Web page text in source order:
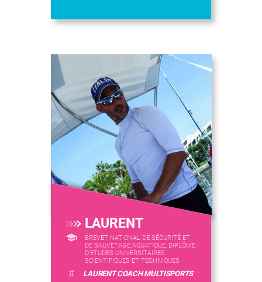
LAURENT
BREVET NATIONAL DE SÉCURITÉ ET
DE SAUVETAGE AQUATIQUE, DIPLÔME
D'ETUDES UNIVERSITAIRES
SCIENTIFIQUES ET TECHNIQUES
# LAURENT COACH MULTISPORTS